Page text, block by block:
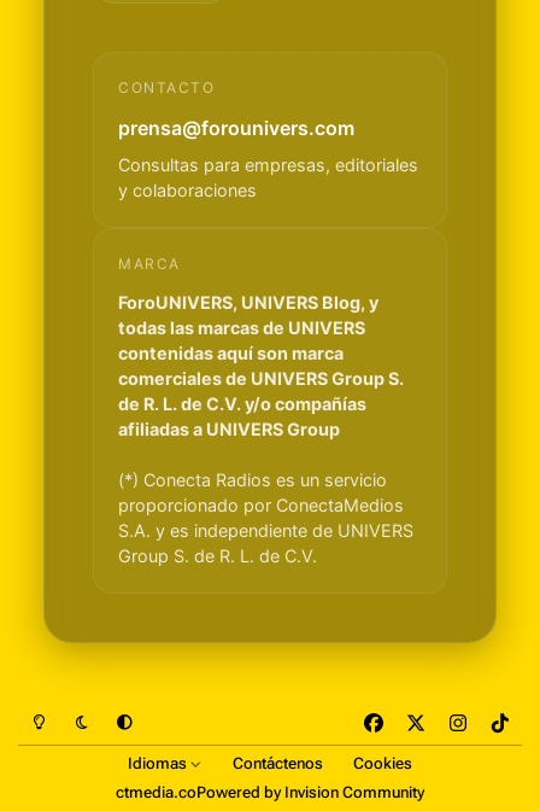
CONTACTO
prensa@forounivers.com
Consultas para empresas, editoriales
y colaboraciones
MARCA
ForoUNIVERS, UNIVERS Blog, y
todas las marcas de UNIVERS
contenidas aquí son marca
comerciales de UNIVERS Group S.
de R. L. de C.V. y/o compañías
afiliadas a UNIVERS Group
(*) Conecta Radios es un servicio
proporcionado por ConectaMedios
S.A. y es independiente de UNIVERS
Group S. de R. L. de C.V.
Light ModeDark ModeSystem Preference
a
c
e
n
i
Idiomas Contáctenos
Cookies
ctmedia.coPowered by Invision Community